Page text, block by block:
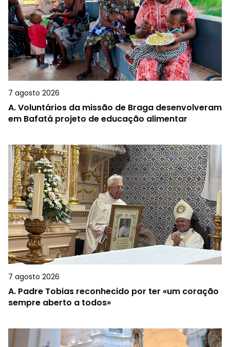
7 agosto 2026
A.Voluntários da missão de Braga desenvolveram
em Bafatá projeto de educação alimentar
7 agosto 2026
A. Padre Tobias reconhecido por ter «um coração
sempre aberto a todos»